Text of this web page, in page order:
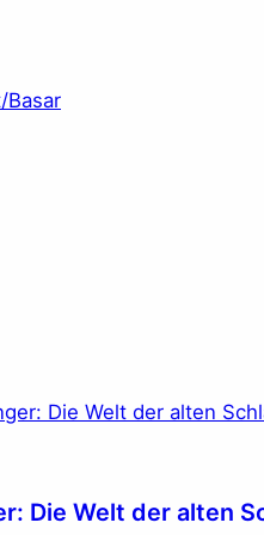
Basar
Die Welt der alten